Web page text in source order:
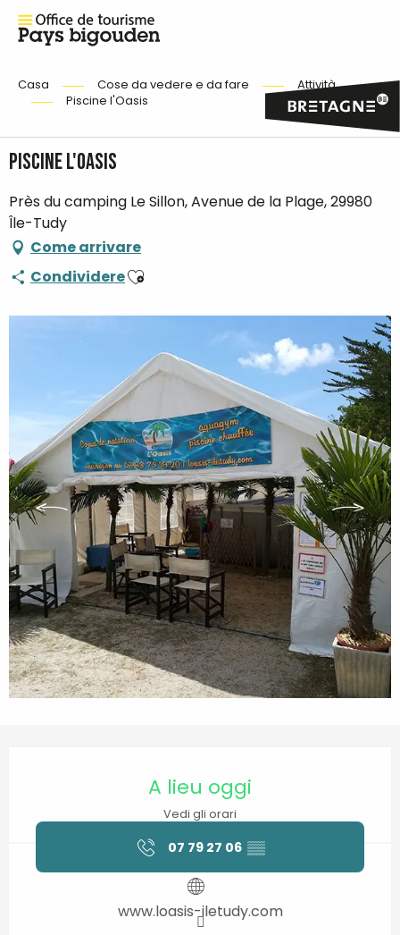
Casa Cose da vedere e da fare
Attività
Piscine l'Oasis
Piscine l'Oasis
Près du camping Le Sillon, Avenue de la Plage, 29980
Île-Tudy
Come arrivare
CondividereAjouter aux favoris
A lieu oggi
Vedi gli orari
07 79 27 06 ▒▒
www.loasis-iletudy.com